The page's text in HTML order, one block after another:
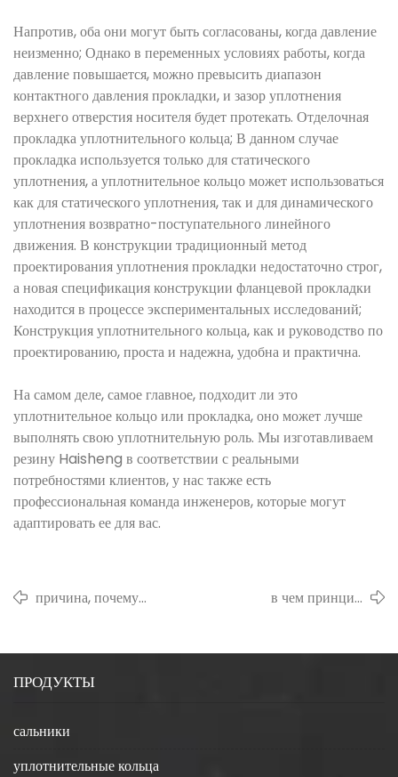
Напротив, оба они могут быть согласованы, когда давление
неизменно; Однако в переменных условиях работы, когда
давление повышается, можно превысить диапазон
контактного давления прокладки, и зазор уплотнения
верхнего отверстия носителя будет протекать. Отделочная
прокладка уплотнительного кольца; В данном случае
прокладка используется только для статического
уплотнения, а уплотнительное кольцо может использоваться
как для статического уплотнения, так и для динамического
уплотнения возвратно-поступательного линейного
движения. В конструкции традиционный метод
проектирования уплотнения прокладки недостаточно строг,
а новая спецификация конструкции фланцевой прокладки
находится в процессе экспериментальных исследований;
Конструкция уплотнительного кольца, как и руководство по
проектированию, проста и надежна, удобна и практична.
На самом деле, самое главное, подходит ли это
уплотнительное кольцо или прокладка, оно может лучше
выполнять свою уплотнительную роль. Мы изготавливаем
резину Haisheng в соответствии с реальными
потребностями клиентов, у нас также есть
профессиональная команда инженеров, которые могут
адаптировать ее для вас.
причина, почему
в чем принцип
ПРОДУКТЫ
сальники
уплотнительные кольца